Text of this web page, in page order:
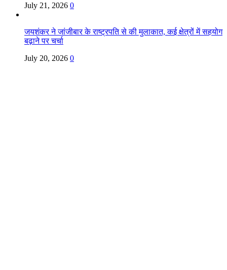
July 21, 2026 0
जयशंकर ने जांजीबार के राष्ट्रपति से की मुलाकात, कई क्षेत्रों में सहयोग
बढ़ाने पर चर्चा
July 20, 2026 0